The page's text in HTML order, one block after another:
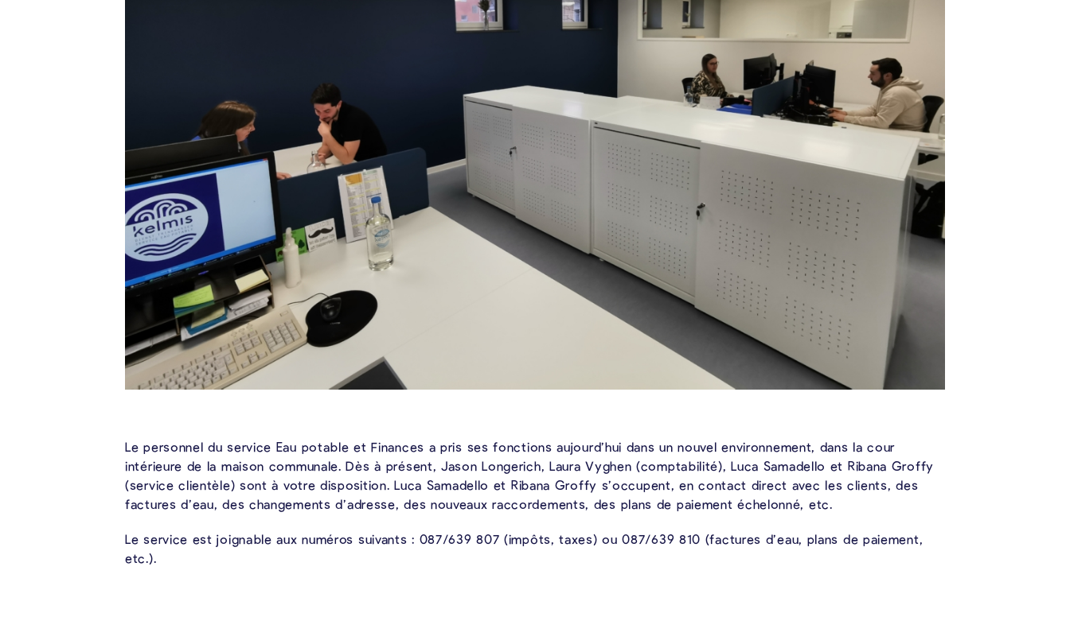
Le personnel du service Eau potable et Finances a pris ses fonctions aujourd’hui dans un nouvel environnement, dans la cour
intérieure de la maison communale. Dès à présent, Jason Longerich, Laura Vyghen (comptabilité), Luca Samadello et Ribana Groffy
(service clientèle) sont à votre disposition. Luca Samadello et Ribana Groffy s’occupent, en contact direct avec les clients, des
factures d’eau, des changements d’adresse, des nouveaux raccordements, des plans de paiement échelonné, etc.
Le service est joignable aux numéros suivants : 087/639 807 (impôts, taxes) ou 087/639 810 (factures d’eau, plans de paiement,
etc.).